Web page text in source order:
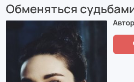
Обменяться